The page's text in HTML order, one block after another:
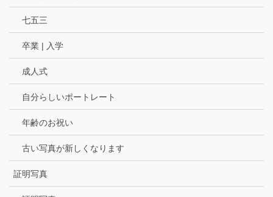
七五三
卒業 | 入学
成人式
自分らしいポートレート
年齢のお祝い
古い写真が新しくなります
証明写真